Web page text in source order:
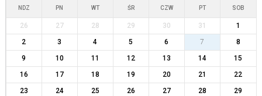
NDZ PN WT ŚR CZW PT SOB
26 27 28 29 30 31
1
2
3 4 5 6 7
8
9
10 11 12 13 14
15
16
17 18 19 20 21
22
23
24 25 26 27 28
29